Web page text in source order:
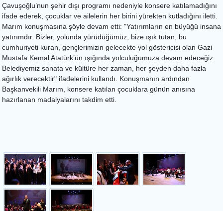
Çavuşoğlu’nun şehir dışı programı nedeniyle konsere katılamadığını
ifade ederek, çocuklar ve ailelerin her birini yürekten kutladığını iletti.
Marım konuşmasına şöyle devam etti: "Yatırımların en büyüğü insana
yatırımdır. Bizler, yolunda yürüdüğümüz, bize ışık tutan, bu
cumhuriyeti kuran, gençlerimizin gelecekte yol göstericisi olan Gazi
Mustafa Kemal Atatürk’ün ışığında yolculuğumuza devam edeceğiz.
Belediyemiz sanata ve kültüre her zaman, her şeyden daha fazla
ağırlık verecektir" ifadelerini kullandı. Konuşmanın ardından
Başkanvekili Marım, konsere katılan çocuklara günün anısına
hazırlanan madalyalarını takdim etti.